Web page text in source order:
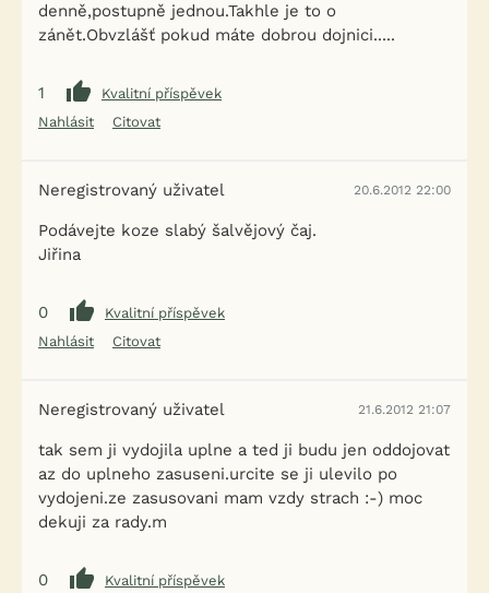
denně,postupně jednou.Takhle je to o
zánět.Obvzlášť pokud máte dobrou dojnici.....
1
Kvalitní příspěvek
Nahlásit
Citovat
Neregistrovaný uživatel 20.6.2012 22:00
Podávejte koze slabý šalvějový čaj.
Jiřina
0
Kvalitní příspěvek
Nahlásit
Citovat
Neregistrovaný uživatel 21.6.2012 21:07
tak sem ji vydojila uplne a ted ji budu jen oddojovat
az do uplneho zasuseni.urcite se ji ulevilo po
vydojeni.ze zasusovani mam vzdy strach :-) moc
dekuji za rady.m
0
Kvalitní příspěvek